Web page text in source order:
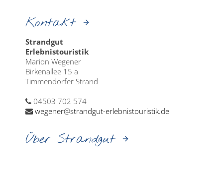
Kontakt
Strandgut
Erlebnistouristik
Marion Wegener
Birkenallee 15 a
Timmendorfer Strand
04503 702 574
wegener@strandgut-erlebnistouristik.de
Über Strandgut